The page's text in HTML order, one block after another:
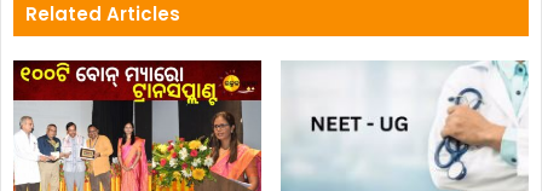
Related Articles